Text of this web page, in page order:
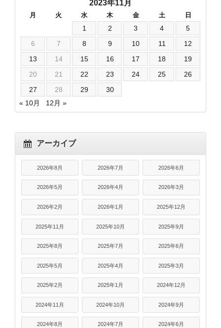
2023年11月
月 火 水 木 金 土 日
1 2 3 4
5
6
7 8 9 10 11
12
13
14 15 16 17 18
19
20
21 22 23 24 25
26
27
28 29
30
« 10月
12月 »
アーカイブ
2026年8月 2026年7月 2026年6月
2026年5月 2026年4月 2026年3月
2026年2月 2026年1月 2025年12月
2025年11月 2025年10月 2025年9月
2025年8月 2025年7月 2025年6月
2025年5月 2025年4月 2025年3月
2025年2月 2025年1月 2024年12月
2024年11月 2024年10月 2024年9月
2024年8月 2024年7月 2024年6月